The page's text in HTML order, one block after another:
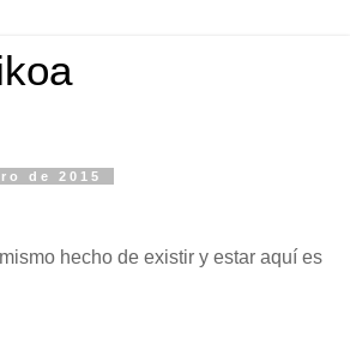
de 2015
hecho de existir y estar aquí es